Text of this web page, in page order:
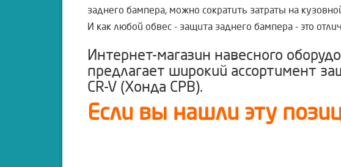
заднего бампера, можно сократить затраты на
И как любой обвес - защита заднего бампера - это
Интернет-магазин навесного
предлагает широкий ассортимент
CR-V (Хонда СРВ).
Если вы нашли эту